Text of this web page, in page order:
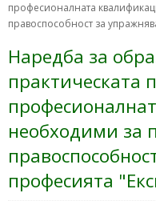
професионалната
правоспособност за
Наредба за
практическата
необходими за
професията